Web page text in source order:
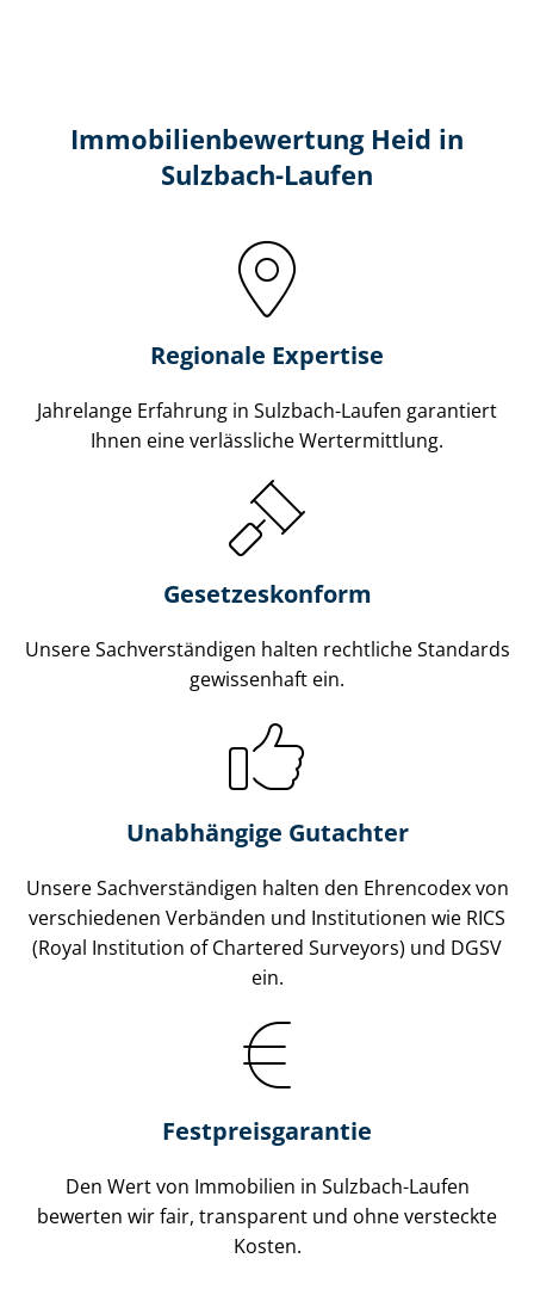
Immobilien­bewertung Heid in
Sulzbach-Laufen
Regionale Expertise
Jahrelange Erfahrung in Sulzbach-Laufen garantiert
Ihnen eine verlässliche Wertermittlung.
Gesetzes­konform
Unsere Sach­ver­stän­di­gen halten rechtliche Standards
gewissenhaft ein.
Unabhängige Gutachter
Unsere Sach­ver­stän­di­gen halten den Ehrencodex von
verschiedenen Verbänden und Institutionen wie RICS
(Royal Institution of Chartered Surveyors) und DGSV
ein.
Festpreis​garantie
Den Wert von Immobilien in Sulzbach-Laufen
bewerten wir fair, transparent und ohne versteckte
Kosten.